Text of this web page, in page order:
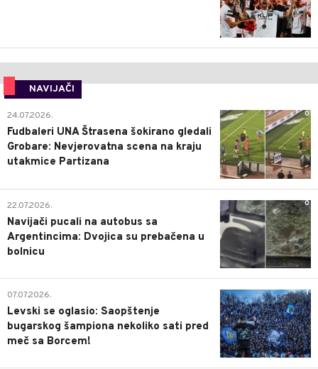
NAVIJAČI
0
24.07.2026.
Fudbaleri UNA Štrasena šokirano gledali
Grobare: Nevjerovatna scena na kraju
utakmice Partizana
0
22.07.2026.
Navijači pucali na autobus sa
Argentincima: Dvojica su prebačena u
bolnicu
1
07.07.2026.
Levski se oglasio: Saopštenje
bugarskog šampiona nekoliko sati pred
meč sa Borcem!